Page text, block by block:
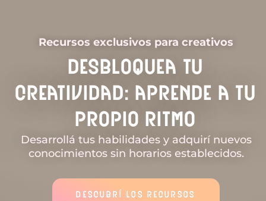
contenidoRecursos exclusivos para creativos
Desbloquea tu
Creatividad: Aprende a Tu
Propio Ritmo
Desarrollá tus habilidades y adquirí nuevos
conocimientos sin horarios establecidos.
DESCUBRÍ LOS RECURSOS